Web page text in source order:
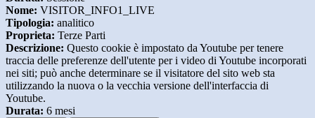
Nome: VISITOR_INFO1_LIVE
Tipologia: analitico
Proprieta: Terze Parti
Descrizione: Questo cookie è impostato da Youtube per tenere
traccia delle preferenze dell'utente per i video di Youtube incorporati
nei siti; può anche determinare se il visitatore del sito web sta
utilizzando la nuova o la vecchia versione dell'interfaccia di
Youtube.
Durata: 6 mesi